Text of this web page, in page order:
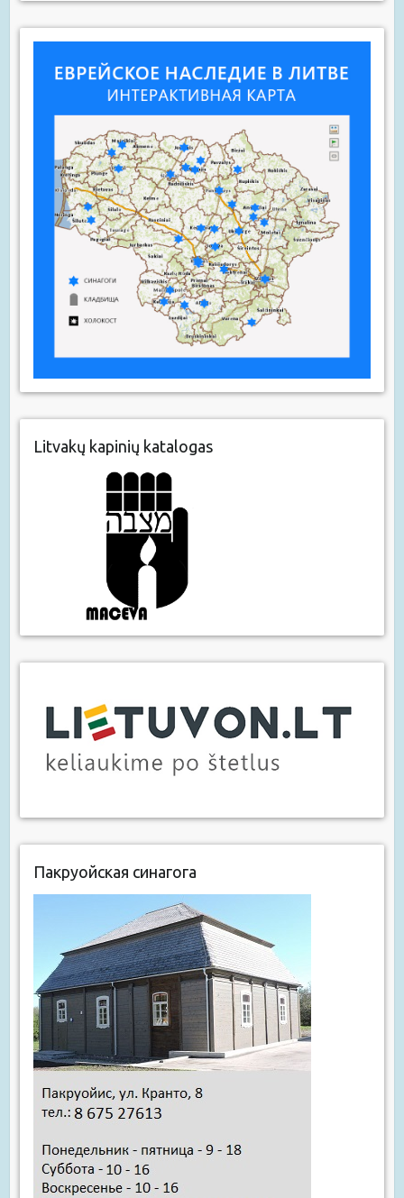
Litvakų kapinių katalogas
Пакруойская синагога